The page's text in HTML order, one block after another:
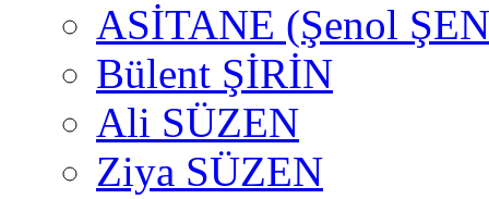
ASİTANE (Şenol
Bülent ŞİRİN
Ali SÜZEN
Ziya SÜZEN